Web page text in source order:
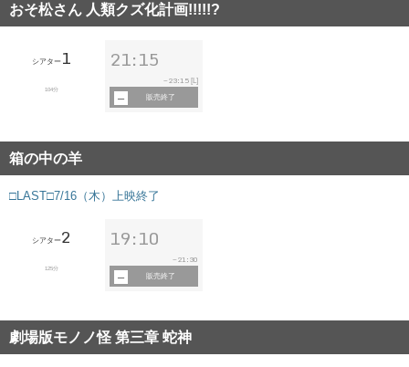
おそ松さん 人類クズ化計画!!!!!?
シアター 1
104分
21:15
~ 23:15 [L]
販売終了
箱の中の羊
□LAST□7/16（木）上映終了
シアター2
125分
19:10
~ 21:30
販売終了
劇場版モノノ怪 第三章 蛇神